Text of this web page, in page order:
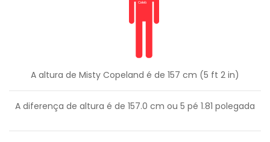
A altura de Misty Copeland é de 157 cm (5 ft 2 in)
A diferença de altura é de 157.0 cm ou 5 pé 1.81 polegada